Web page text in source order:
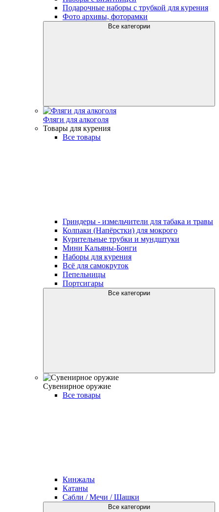
Подарочные наборы с трубкой для курения
Фото архивы, фоторамки
Все категории
Фляги для алкоголя
Товары для курения
Все товары
Гриндеры - измельчители для табака и травы
Колпаки (Напёрстки) для мокрого
Курительные трубки и мундштуки
Мини Кальяны-Бонги
Наборы для курения
Всё для самокруток
Пепельницы
Портсигары
Все категории
Сувенирное оружие
Все товары
Кинжалы
Катаны
Сабли / Мечи / Шашки
Все категории